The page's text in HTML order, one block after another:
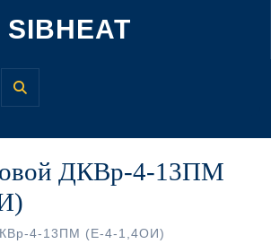
SIBHEAT
ДКВр-4-13ПМ
4-13ПМ (Е-4-1,4ОИ)